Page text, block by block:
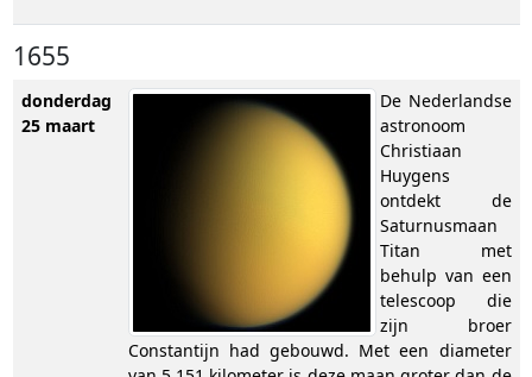
1655
donderdag
25 maart
De Nederlandse
astronoom
Christiaan
Huygens
ontdekt de
Saturnusmaan
Titan met
behulp van een
telescoop die
zijn broer
Constantijn had gebouwd. Met een diameter